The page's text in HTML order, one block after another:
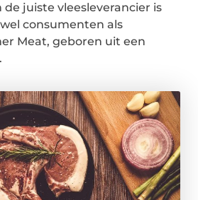
de juiste vleesleverancier is
consumenten als
Meat, geboren uit een